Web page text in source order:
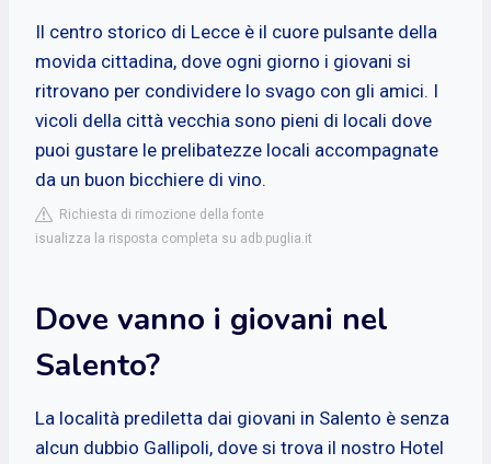
Il centro storico di Lecce è il cuore pulsante della
movida cittadina, dove ogni giorno i giovani si
ritrovano per condividere lo svago con gli amici. I
vicoli della città vecchia sono pieni di locali dove
puoi gustare le prelibatezze locali accompagnate
da un buon bicchiere di vino.
Richiesta di rimozione della fonte
isualizza la risposta completa su adb.puglia.it
Dove vanno i giovani nel
Salento?
La località prediletta dai giovani in Salento è senza
alcun dubbio Gallipoli, dove si trova il nostro Hotel